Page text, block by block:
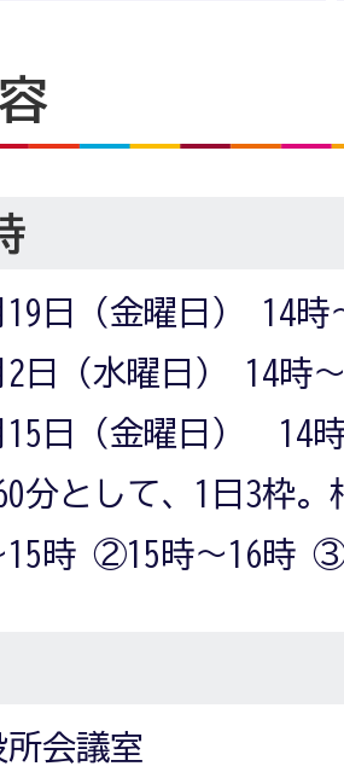
19日（金曜日） 14
2日（水曜日） 14時
15日（金曜日） 14
分として、1日3枠。
15時 ②15時～16時
会議室